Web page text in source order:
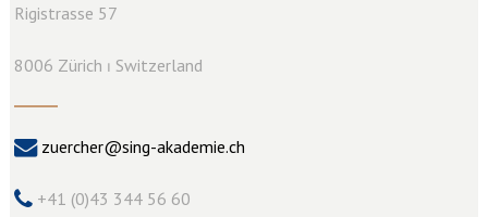
Rigistrasse 57
8006 Zürich ⏐ Switzerland
zuercher@sing-akademie.ch
+41 (0)43 344 56 60